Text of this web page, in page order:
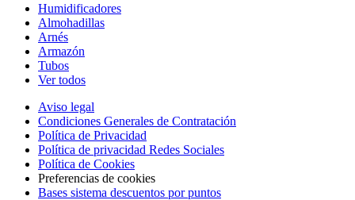
Humidificadores
Almohadillas
Arnés
Armazón
Tubos
Ver todos
Aviso legal
Condiciones Generales de Contratación
Política de Privacidad
Política de privacidad Redes Sociales
Política de Cookies
Preferencias de cookies
Bases sistema descuentos por puntos